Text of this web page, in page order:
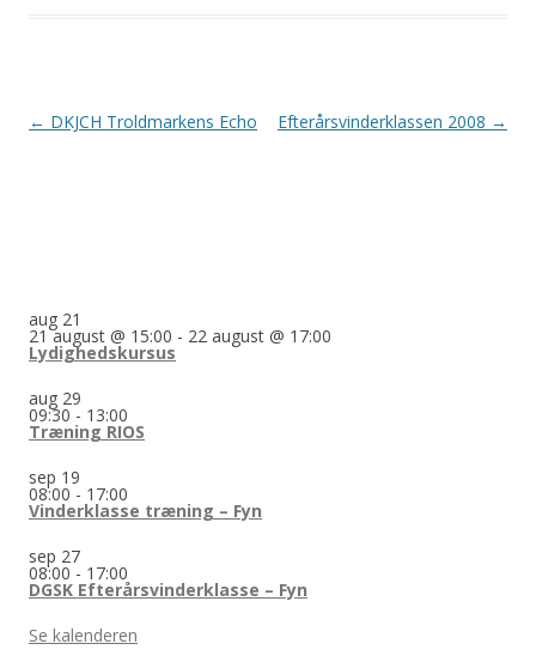
Indlægsnavigation
← DKJCH Troldmarkens Echo Efterårsvinderklassen 2008 →
aug 21
21 august @ 15:00 - 22 august @ 17:00
Lydighedskursus
aug 29
09:30 - 13:00
Træning RIOS
sep 19
08:00 - 17:00
Vinderklasse træning – Fyn
sep 27
08:00 - 17:00
DGSK Efterårsvinderklasse – Fyn
Se kalenderen